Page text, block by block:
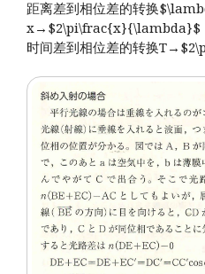
距离差到相位差的转换
x→$2\pi\frac{x}{\lambda}$
时间差到相位差的转换